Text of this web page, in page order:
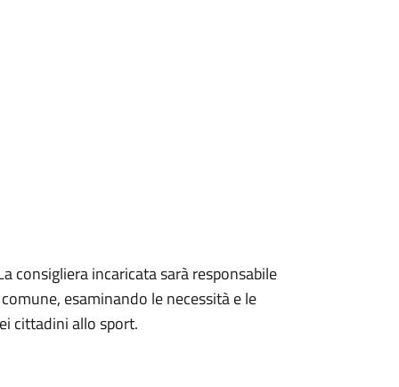
consigliera incaricata sarà responsabile
esaminando le necessità e le
cittadini allo sport.